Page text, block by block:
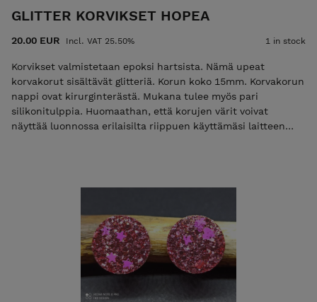
GLITTER KORVIKSET HOPEA
20.00 EUR Incl. VAT 25.50% 1 in stock
Korvikset valmistetaan epoksi hartsista. Nämä upeat
korvakorut sisältävät glitteriä. Korun koko 15mm. Korvakorun
nappi ovat kirurginterästä. Mukana tulee myös pari
silikonitulppia. Huomaathan, että korujen värit voivat
näyttää luonnossa erilaisilta riippuen käyttämäsi laitteen